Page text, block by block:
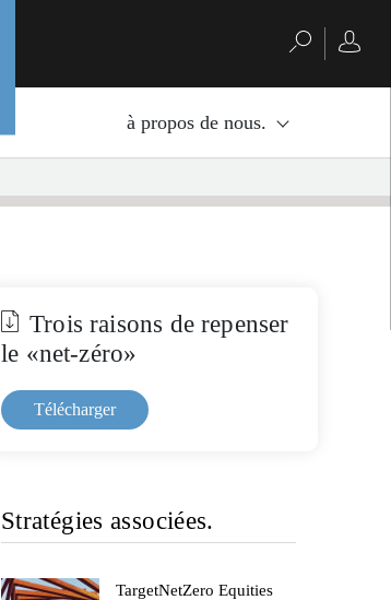
à propos de nous.
Trois raisons de repenser
le «net-zéro»
Télécharger
Stratégies associées.
TargetNetZero Equities